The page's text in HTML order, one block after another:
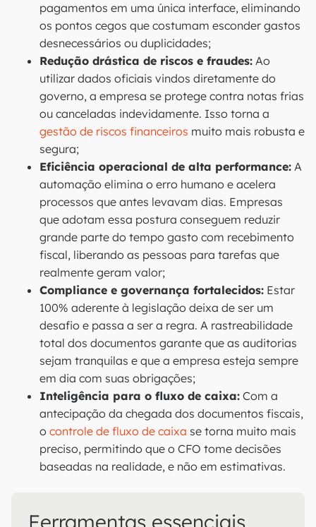
pagamentos em uma única interface, eliminando
os pontos cegos que costumam esconder gastos
desnecessários ou duplicidades;
Redução drástica de riscos e fraudes: Ao
utilizar dados oficiais vindos diretamente do
governo, a empresa se protege contra notas frias
ou canceladas indevidamente. Isso torna a
gestão de riscos financeiros muito mais robusta e
segura;
Eficiência operacional de alta performance: A
automação elimina o erro humano e acelera
processos que antes levavam dias. Empresas
que adotam essa postura conseguem reduzir
grande parte do tempo gasto com recebimento
fiscal, liberando as pessoas para tarefas que
realmente geram valor;
Compliance e governança fortalecidos: Estar
100% aderente à legislação deixa de ser um
desafio e passa a ser a regra. A rastreabilidade
total dos documentos garante que as auditorias
sejam tranquilas e que a empresa esteja sempre
em dia com suas obrigações;
Inteligência para o fluxo de caixa: Com a
antecipação da chegada dos documentos fiscais,
o controle de fluxo de caixa se torna muito mais
preciso, permitindo que o CFO tome decisões
baseadas na realidade, e não em estimativas.
Ferramentas essenciais